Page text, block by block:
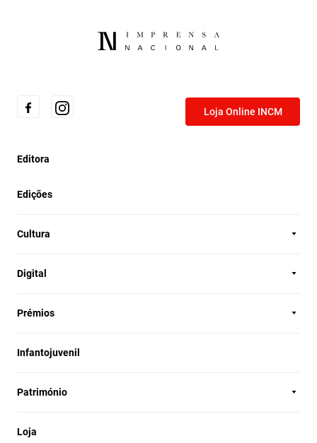
Loja Online INCM
Editora
Edições
Cultura
Digital
Prémios
Infantojuvenil
Património
Loja